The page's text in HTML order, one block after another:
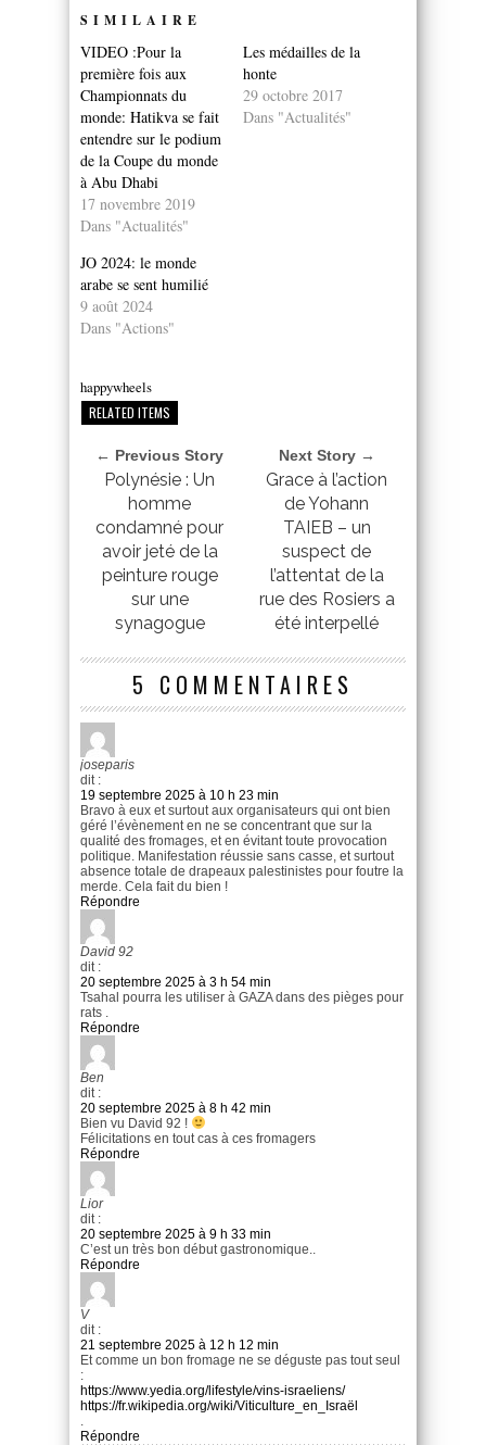
SIMILAIRE
VIDEO :Pour la
première fois aux
Championnats du
monde: Hatikva se fait
entendre sur le podium
de la Coupe du monde
à Abu Dhabi
17 novembre 2019
Dans "Actualités"
Les médailles de la
honte
29 octobre 2017
Dans "Actualités"
JO 2024: le monde
arabe se sent humilié
9 août 2024
Dans "Actions"
happywheels
RELATED ITEMS
← Previous Story
Polynésie : Un
homme
condamné pour
avoir jeté de la
peinture rouge
sur une
synagogue
Next Story →
Grace à l’action
de Yohann
TAIEB – un
suspect de
l’attentat de la
rue des Rosiers a
été interpellé
5 COMMENTAIRES
joseparis
dit :
19 septembre 2025 à 10 h 23 min
Bravo à eux et surtout aux organisateurs qui ont bien
géré l’évènement en ne se concentrant que sur la
qualité des fromages, et en évitant toute provocation
politique. Manifestation réussie sans casse, et surtout
absence totale de drapeaux palestinistes pour foutre la
merde. Cela fait du bien !
Répondre
David 92
dit :
20 septembre 2025 à 3 h 54 min
Tsahal pourra les utiliser à GAZA dans des pièges pour
rats .
Répondre
Ben
dit :
20 septembre 2025 à 8 h 42 min
Bien vu David 92 !
Félicitations en tout cas à ces fromagers
Répondre
Lior
dit :
20 septembre 2025 à 9 h 33 min
C’est un très bon début gastronomique..
Répondre
V
dit :
21 septembre 2025 à 12 h 12 min
Et comme un bon fromage ne se déguste pas tout seul
:
https://www.yedia.org/lifestyle/vins-israeliens/
https://fr.wikipedia.org/wiki/Viticulture_en_Israël
Répondre